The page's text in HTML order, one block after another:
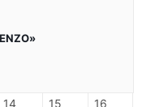
14 15 16